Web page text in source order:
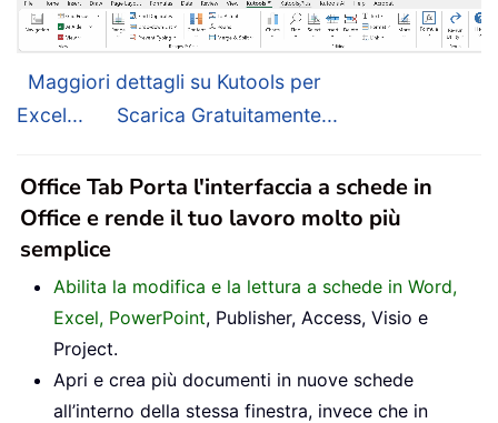
Maggiori dettagli su Kutools per
Excel...
Scarica Gratuitamente...
Office Tab Porta l'interfaccia a schede in
Office e rende il tuo lavoro molto più
semplice
Abilita la modifica e la lettura a schede in Word,
Excel, PowerPoint, Publisher, Access, Visio e
Project.
Apri e crea più documenti in nuove schede
all’interno della stessa finestra, invece che in